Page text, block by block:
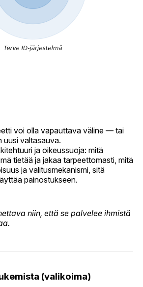
voi olla vapauttava väline — tai
uusi valtasauva.
ja oikeussuoja: mitä
tietää ja jakaa tarpeettomasti, mitä
ja valitusmekanismi, sitä
painostukseen.
niin, että se palvelee ihmistä
(valikoima)